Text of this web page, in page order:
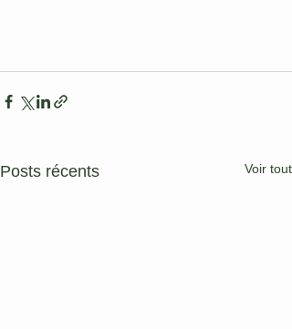
Posts récents Voir tout